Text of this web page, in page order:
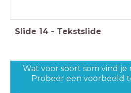
Slide 14 - Tekstslide
Wat voor soort som vind je
Probeer een voorbeeld